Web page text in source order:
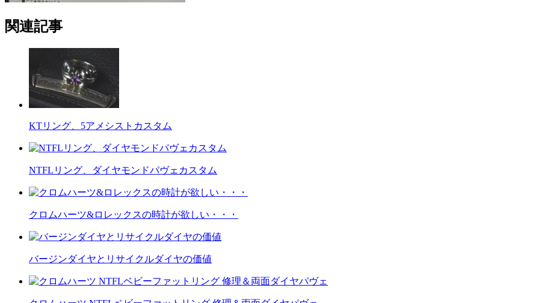
関連記事
KTリング、5アメシストカスタム
NTFLリング、ダイヤモンドパヴェカスタム
クロムハーツ&ロレックスの時計が欲しい・・・
バージンダイヤとリサイクルダイヤの価値